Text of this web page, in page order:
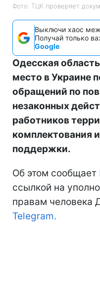
Фото: ТЦК проверяет
Выключи хаос
Получай только
Google
Одесская
место в Украине
обращений по
незаконных
работников
комплектования
поддержки.
Об этом сообщает
ссылкой на
правам человека
Telegram.